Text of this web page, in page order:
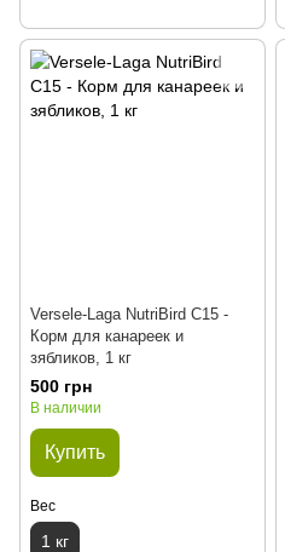
Versele-Laga NutriBird С15 -
Корм для канареек и
зябликов, 1 кг
500 грн
В наличии
Купить
Вес
1 кг